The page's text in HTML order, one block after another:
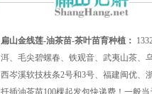
扁山金线莲-油茶苗-茶叶苗育种植：
洱、毛尖碧螺春、铁观音、武夷山茶、
西岑溪软技枝条2号和3号、福建闽优、
扦插油茶苗100棵起发包快递费！一般